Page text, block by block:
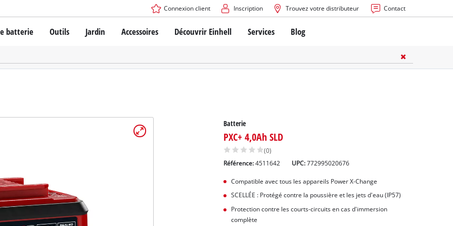
Connexion client Inscription Trouvez votre distributeur Contact
batterie
de batterie Power X-Change
PROFESSIONNELS
PROFESSIONNELS
Outils
Clés à chocs
Perceuses à percussion SDS-PLUS
Pistolets à peinturer
Lampes de travail DEL
Outils sans fil spécialisés
Jardin
Sécateurs à gazon
Accessoires Découvrir Einhell Services Blog
Batterie
PXC+ 4,0Ah SLD
(0)
Référence: 4511642 UPC:772995020676
Compatible avec tous les appareils Power X-Change
SCELLÉE : Protégé contre la poussière et les jets d'eau (IP57)
Protection contre les courts-circuits en cas d'immersion
complète